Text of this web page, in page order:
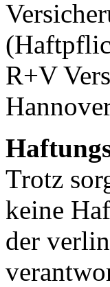
R+V
Trotz
keine
der